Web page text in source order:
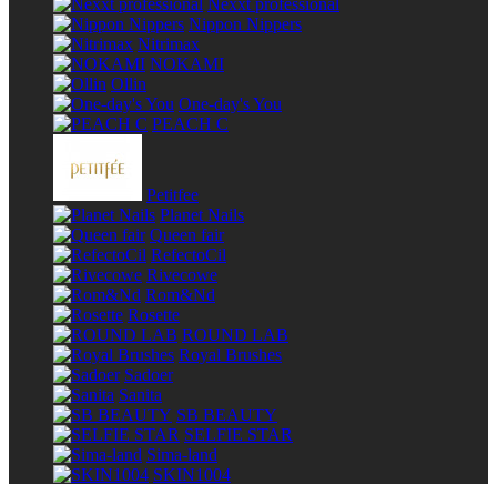
Nexxt professional
Nippon Nippers
Nitrimax
NOKAMI
Ollin
One-day's You
PEACH C
Petitfee
Planet Nails
Queen fair
RefectoCil
Rivecowe
Rom&Nd
Rosette
ROUND LAB
Royal Brushes
Sadoer
Sanita
SB BEAUTY
SELFIE STAR
Sima-land
SKIN1004